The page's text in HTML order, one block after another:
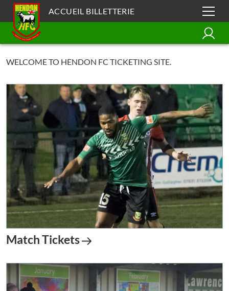
ACCUEIL BILLETTERIE
WELCOME TO HENDON FC TICKETING SITE.
Match Tickets